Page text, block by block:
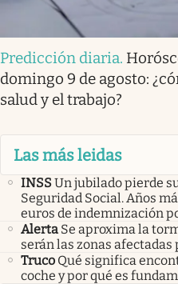
Predicción diaria.
domingo 9 de agosto:
salud y el trabajo?
Las más leidas
INSSUn jubilado pierde
Seguridad Social. Años
euros de indemnización
Alerta Se aproxima la
serán las zonas
Truco Qué significa
coche y por qué es